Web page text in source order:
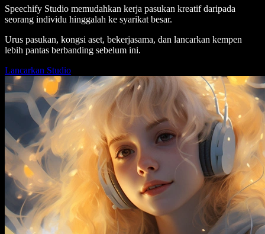
Speechify Studio memudahkan kerja pasukan kreatif daripada
seorang individu hinggalah ke syarikat besar.
Urus pasukan, kongsi aset, bekerjasama, dan lancarkan kempen
lebih pantas berbanding sebelum ini.
Lancarkan Studio